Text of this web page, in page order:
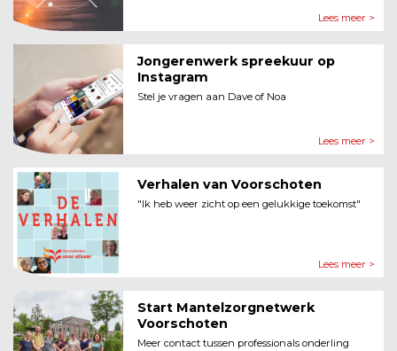
Lees meer >
Jongerenwerk spreekuur op
Instagram
Stel je vragen aan Dave of Noa
Lees meer >
Verhalen van Voorschoten
"Ik heb weer zicht op een gelukkige toekomst"
Lees meer >
Start Mantelzorgnetwerk
Voorschoten
Meer contact tussen professionals onderling